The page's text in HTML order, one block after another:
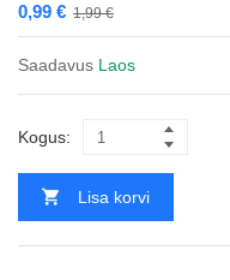
1,99€
0,99 €
Saadavus Laos
Kogus:
Lisa korvi